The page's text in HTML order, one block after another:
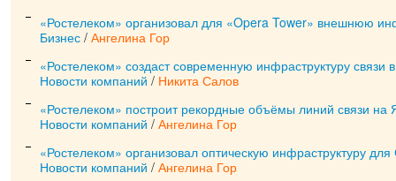
«Ростелеком» организовал для «Opera Tower» внешнюю
Бизнес / Ангелина Гор
«Ростелеком» создаст современную инфраструктуру связи
Новости компаний / Никита Салов
«Ростелеком» построит рекордные объёмы линий связи на
Новости компаний / Ангелина Гор
«Ростелеком» организовал оптическую инфраструктуру
Новости компаний / Ангелина Гор